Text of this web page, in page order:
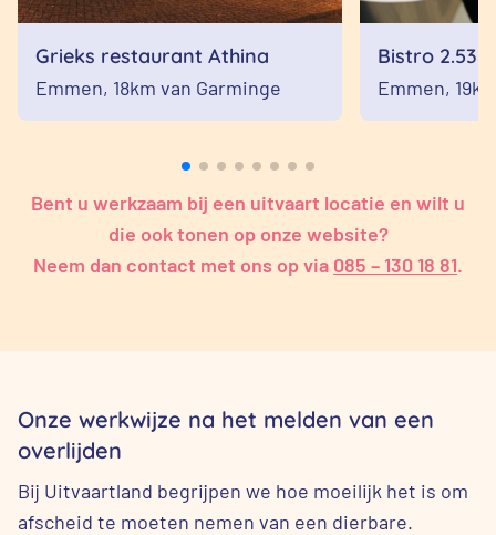
Grieks restaurant Athina
Emmen, 18km van Garminge
Bistro 2.53
Emmen,
Bent u werkzaam bij een uitvaart locatie en wilt u
die ook tonen op onze website?
Neem dan contact met ons op via 085 – 130 18 81.
Onze werkwijze na het melden van een
overlijden
Bij Uitvaartland begrijpen we hoe moeilijk het is om
afscheid te moeten nemen van een dierbare.